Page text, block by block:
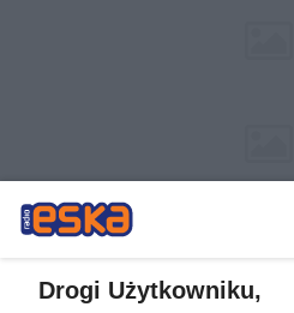
Drogi Użytkowniku,